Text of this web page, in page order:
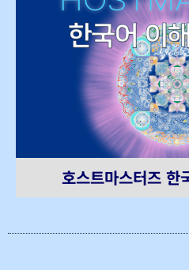
호스트마스터즈 한